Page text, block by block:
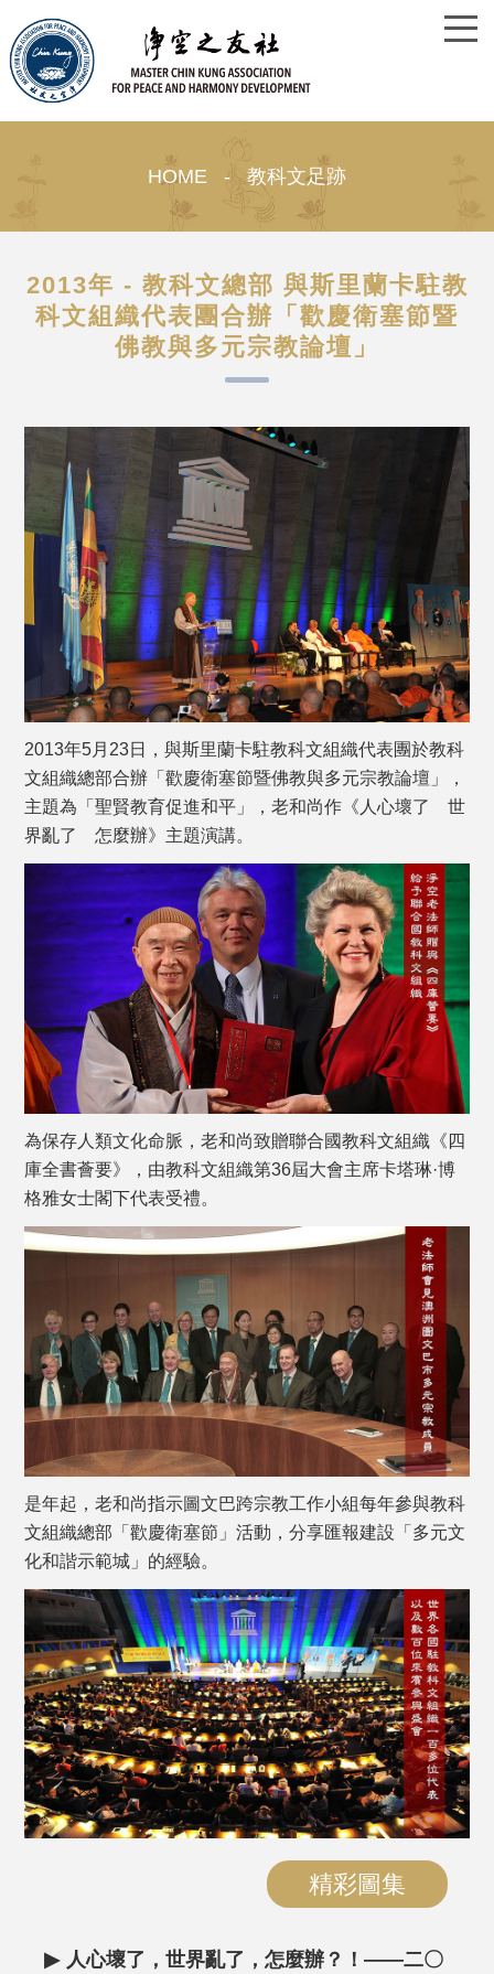
HOME - 教科文足跡
2013年 - 教科文總部 與斯里蘭卡駐教
科文組織代表團合辦「歡慶衛塞節暨
佛教與多元宗教論壇」
2013年5月23日，與斯里蘭卡駐教科文組織代表團於教科
文組織總部合辦「歡慶衛塞節暨佛教與多元宗教論壇」，
主題為「聖賢教育促進和平」，老和尚作《人心壞了 世
界亂了 怎麼辦》主題演講。
為保存人類文化命脈，老和尚致贈聯合國教科文組織《四
庫全書薈要》，由教科文組織第36屆大會主席卡塔琳·博
格雅女士閣下代表受禮。
是年起，老和尚指示圖文巴跨宗教工作小組每年參與教科
文組織總部「歡慶衛塞節」活動，分享匯報建設「多元文
化和諧示範城」的經驗。
精彩圖集
▶ 人心壞了，世界亂了，怎麼辦？！——二〇